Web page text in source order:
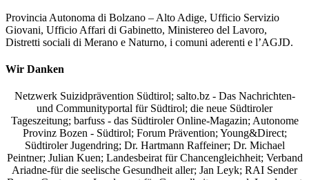
Provincia Autonoma di Bolzano – Alto Adige, Ufficio Servizio
Giovani, Ufficio Affari di Gabinetto, Ministereo del Lavoro,
Distretti sociali di Merano e Naturno, i comuni aderenti e l’AGJD.
Wir Danken
Netzwerk Suizidprävention Südtirol; salto.bz - Das Nachrichten-
und Communityportal für Südtirol; die neue Südtiroler
Tageszeitung; barfuss - das Südtiroler Online-Magazin; Autonome
Provinz Bozen - Südtirol; Forum Prävention; Young&Direct;
Südtiroler Jugendring; Dr. Hartmann Raffeiner; Dr. Michael
Peintner; Julian Kuen; Landesbeirat für Chancengleichheit; Verband
Ariadne-für die seelische Gesundheit aller; Jan Leyk; RAI Sender